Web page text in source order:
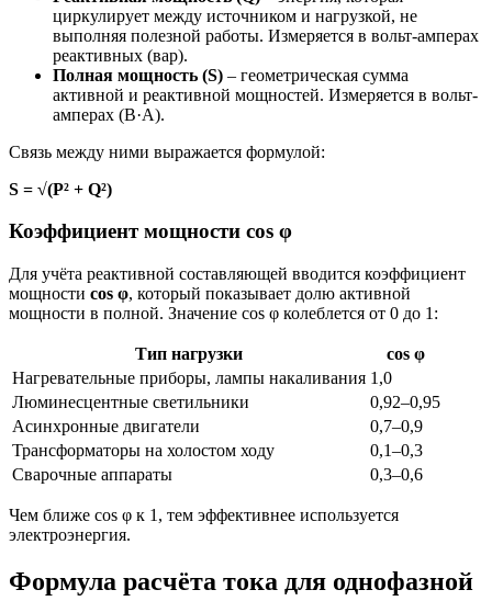
циркулирует между источником и нагрузкой, не
выполняя полезной работы. Измеряется в вольт-амперах
реактивных (вар).
Полная мощность (S) – геометрическая сумма
активной и реактивной мощностей. Измеряется в вольт-
амперах (В·А).
Связь между ними выражается формулой:
S = √(P² + Q²)
Коэффициент мощности cos φ
Для учёта реактивной составляющей вводится коэффициент
мощности cos φ, который показывает долю активной
мощности в полной. Значение cos φ колеблется от 0 до 1:
Тип нагрузки
cos φ
Нагревательные приборы, лампы накаливания 1,0
Люминесцентные светильники
0,92–0,95
Асинхронные двигатели
0,7–0,9
Трансформаторы на холостом ходу
0,1–0,3
Сварочные аппараты
0,3–0,6
Чем ближе cos φ к 1, тем эффективнее используется
электроэнергия.
Формула расчёта тока для однофазной